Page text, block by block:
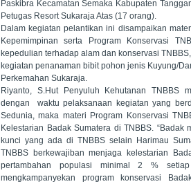
Paskibra Kecamatan Semaka Kabupaten
Petugas Resort Sukaraja Atas (17 orang).
Dalam kegiatan pelantikan ini disampaikan
Kepemimpinan serta Program Konservasi
kepedulian terhadap alam dan konservasi
kegiatan penanaman bibit pohon jenis Kuyung/
Perkemahan Sukaraja.
Riyanto, S.Hut Penyuluh Kehutanan TNBBS
dengan waktu pelaksanaan kegiatan yang
Sedunia, maka materi Program Konservasi
Kelestarian Badak Sumatera di TNBBS. “Badak
kunci yang ada di TNBBS selain Harimau
TNBBS berkewajiban menjaga kelestarian
pertambahan populasi minimal 2 %
mengkampanyekan program konservasi